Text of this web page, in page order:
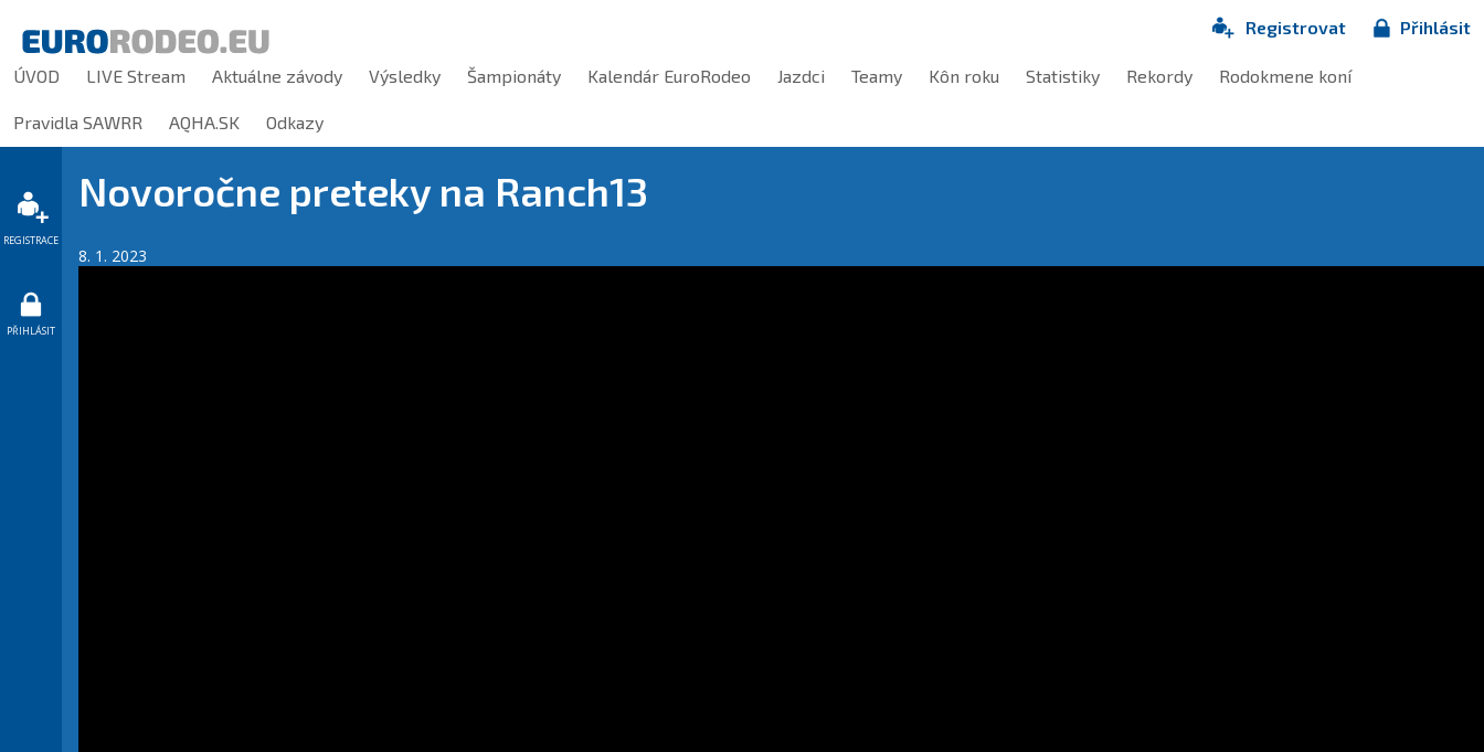
Registrovat Přihlásit
ÚVOD LIVE Stream Aktuálne závody Výsledky Šampionáty Kalendár EuroRodeo Jazdci Teamy Kôn roku Statistiky Rekordy Rodokmene koní
Pravidla SAWRR AQHA.SK Odkazy
REGISTRACE
PŘIHLÁSIT
Novoročne preteky na Ranch13
8. 1. 2023